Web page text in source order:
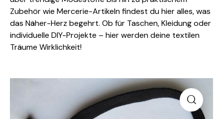
Zubehör wie Mercerie-Artikeln findest du hier alles, was
das Näher-Herz begehrt. Ob für Taschen, Kleidung oder
individuelle DIY-Projekte – hier werden deine textilen
Träume Wirklichkeit!